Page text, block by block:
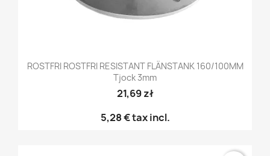
ROSTFRI ROSTFRI RESISTANT FLÄNSTANK 160/100MM
Tjock 3mm
21,69 zł
5,28 €tax incl.